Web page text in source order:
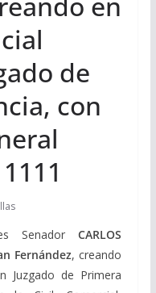
de
con
SenadorCARLOS
Fernández, creando
Juzgado de Primera